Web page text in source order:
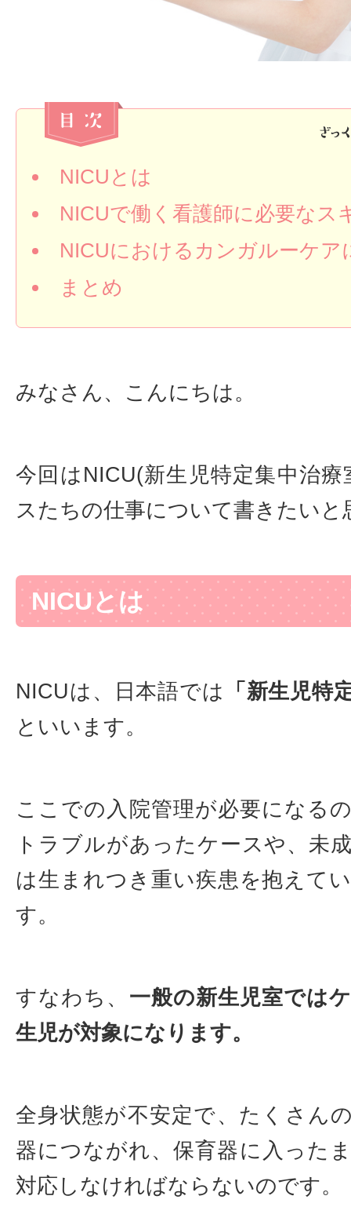
NICUとは
NICUで働く看護師に必要なス
NICUにおけるカンガルーケア
まとめ
みなさん、こんにちは。
今回はNICU(新生児特定集中治
スたちの仕事について書きたいと
NICUとは
NICUは、日本語では
「新生児特
といいます。
ここでの入院管理が必要になる
トラブルがあったケースや、未
は生まれつき重い疾患を抱えて
す。
すなわち、 一般の新生児室では
生児が対象になります。
全身状態が不安定で、たくさん
器につながれ、保育器に入った
対応しなければならないのです。